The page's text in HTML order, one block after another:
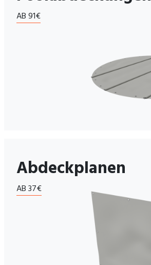
AB 91€
Abdeckplanen
AB 37€